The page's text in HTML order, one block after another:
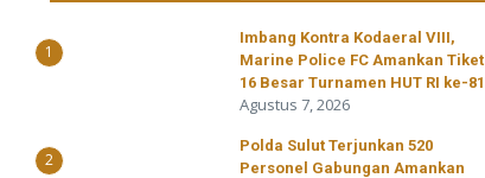
1
Imbang Kontra Kodaeral VIII,
Marine Police FC Amankan Tiket
16 Besar Turnamen HUT RI ke-81
Agustus 7, 2026
2
​Polda Sulut Terjunkan 520
Personel Gabungan Amankan